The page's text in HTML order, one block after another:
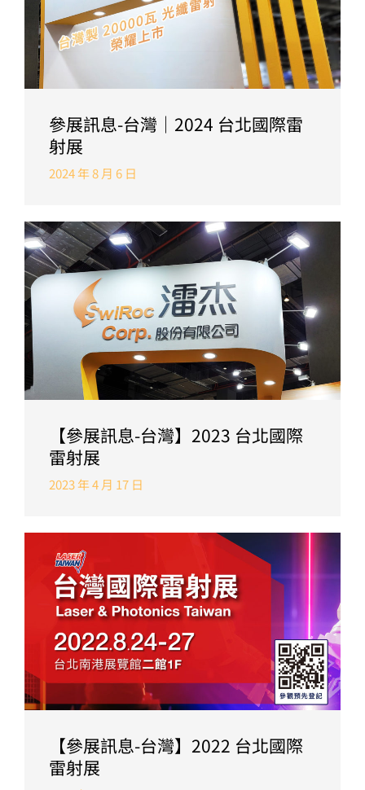
參展訊息-台灣｜2024 台北國際雷
射展
2024 年 8 月 6 日
【參展訊息-台灣】2023 台北國際
雷射展
2023 年 4 月 17 日
【參展訊息-台灣】2022 台北國際
雷射展